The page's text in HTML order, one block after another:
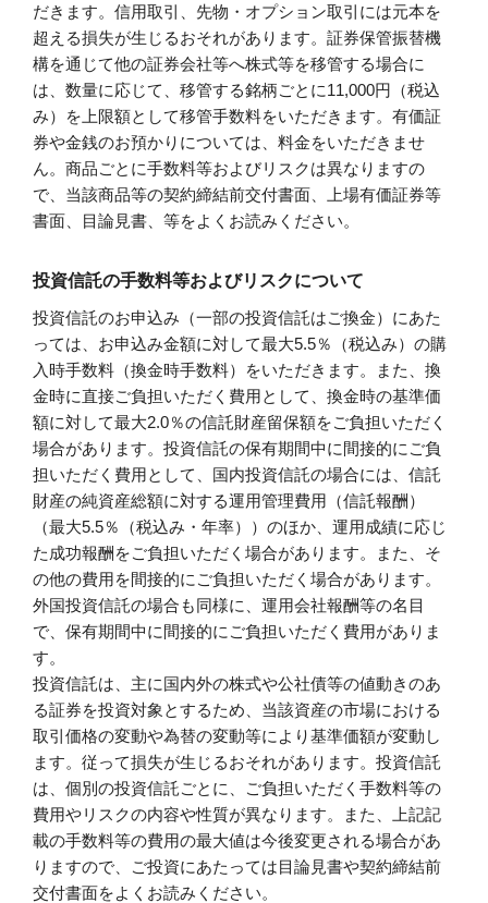
だきます。信用取引、先物・オプション取引には元本を
超える損失が生じるおそれがあります。証券保管振替機
構を通じて他の証券会社等へ株式等を移管する場合に
は、数量に応じて、移管する銘柄ごとに11,000円（税込
み）を上限額として移管手数料をいただきます。有価証
券や金銭のお預かりについては、料金をいただきませ
ん。商品ごとに手数料等およびリスクは異なりますの
で、当該商品等の契約締結前交付書面、上場有価証券等
書面、目論見書、等をよくお読みください。
投資信託の手数料等およびリスクについて
投資信託のお申込み（一部の投資信託はご換金）にあた
っては、お申込み金額に対して最大5.5％（税込み）の購
入時手数料（換金時手数料）をいただきます。また、換
金時に直接ご負担いただく費用として、換金時の基準価
額に対して最大2.0％の信託財産留保額をご負担いただく
場合があります。投資信託の保有期間中に間接的にご負
担いただく費用として、国内投資信託の場合には、信託
財産の純資産総額に対する運用管理費用（信託報酬）
（最大5.5％（税込み・年率））のほか、運用成績に応じ
た成功報酬をご負担いただく場合があります。また、そ
の他の費用を間接的にご負担いただく場合があります。
外国投資信託の場合も同様に、運用会社報酬等の名目
で、保有期間中に間接的にご負担いただく費用がありま
す。
投資信託は、主に国内外の株式や公社債等の値動きのあ
る証券を投資対象とするため、当該資産の市場における
取引価格の変動や為替の変動等により基準価額が変動し
ます。従って損失が生じるおそれがあります。投資信託
は、個別の投資信託ごとに、ご負担いただく手数料等の
費用やリスクの内容や性質が異なります。また、上記記
載の手数料等の費用の最大値は今後変更される場合があ
りますので、ご投資にあたっては目論見書や契約締結前
交付書面をよくお読みください。